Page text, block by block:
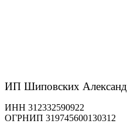
ИП Шиповских
ИНН 312332590922
ОГРНИП 319745600130312